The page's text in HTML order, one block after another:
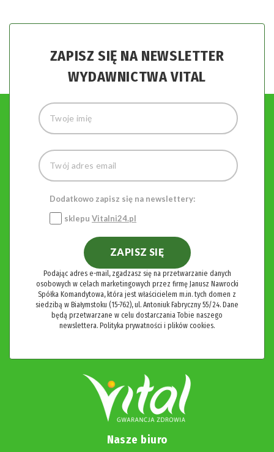
ZAPISZ SIĘ NA NEWSLETTER
WYDAWNICTWA VITAL
Dodatkowo zapisz się na newslettery:
sklepu Vitalni24.pl
ZAPISZ SIĘ
Podając adres e-mail, zgadzasz się na przetwarzanie danych
osobowych w celach marketingowych przez firmę Janusz Nawrocki
Spółka Komandytowa, która jest właścicielem m.in. tych domen z
siedzibą w Białymstoku (15-762), ul. Antoniuk Fabryczny 55/24. Dane
będą przetwarzane w celu dostarczania Tobie naszego
newslettera. Polityka prywatności i plików cookies.
Nasze biuro